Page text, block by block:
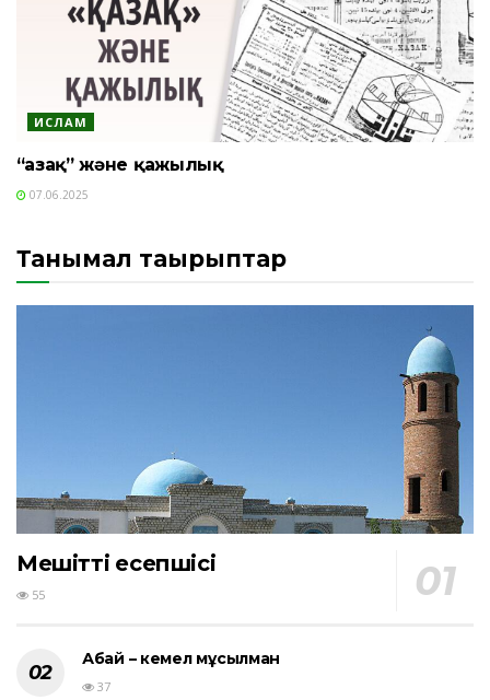
ИСЛАМ
“Қазақ” және қажылық
07.06.2025
Танымал тақырыптар
Мешіттің есепшісі
55
Абай – кемел мұсылман
37